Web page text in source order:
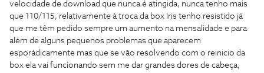
velocidade de download que nunca é atingida, nunca tenho mais
que 110/115, relativamente à troca da box Iris tenho resistido já
que me têm pedido sempre um aumento na mensalidade e para
além de alguns pequenos problemas que aparecem
esporádicamente mas que se vão resolvendo com o reinicio da
box ela vai funcionando sem me dar grandes dores de cabeça,